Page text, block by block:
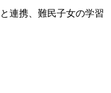
連携、難民子女の学習